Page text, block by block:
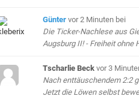
Günter vor 2 Minuten bei
Die Ticker-Nachlese aus
Augsburg II! - Freiheit ohne
Tscharlie Beck vor 3
Nach enttäuschendem 2:2
Jetzt die Löwen selbst